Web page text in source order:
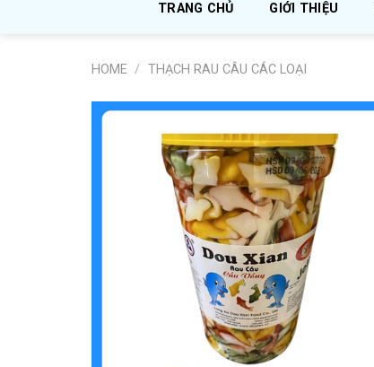
TRANG CHỦ GIỚI THIỆU
HOME / THẠCH RAU CÂU CÁC LOẠI